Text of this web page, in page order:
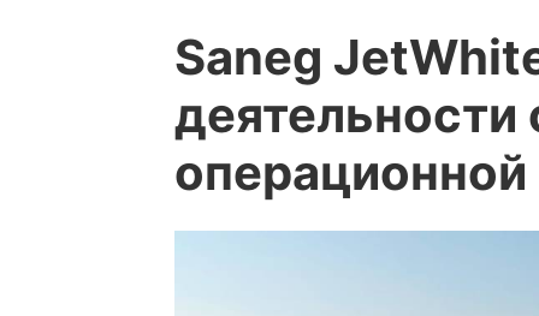
Saneg
деятельности